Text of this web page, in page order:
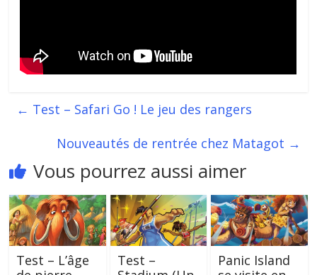
← Test – Safari Go ! Le jeu des rangers
Nouveautés de rentrée chez Matagot →
Vous pourrez aussi aimer
Test – L’âge
Test –
Panic Island